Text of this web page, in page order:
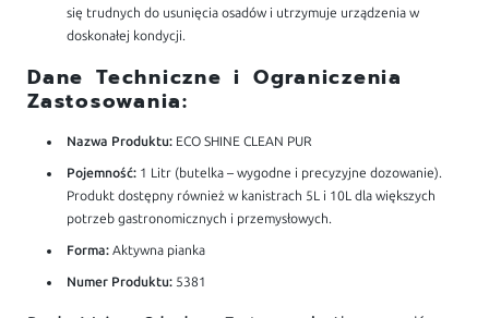
się trudnych do usunięcia osadów i utrzymuje urządzenia w
doskonałej kondycji.
Dane Techniczne i Ograniczenia
Zastosowania:
Nazwa Produktu: ECO SHINE CLEAN PUR
Pojemność: 1 Litr (butelka – wygodne i precyzyjne dozowanie).
Produkt dostępny również w kanistrach 5L i 10L dla większych
potrzeb gastronomicznych i przemysłowych.
Forma: Aktywna pianka
Numer Produktu: 5381